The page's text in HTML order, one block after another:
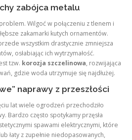
zabójca metalu
Wilgoć w połączeniu z tlenem i
zakamarki kutych ornamentów.
wszystkim drastycznie zmniejsza
osłabiając ich wytrzymałość.
tzw. korozja szczelinowa, rozwijająca
gdzie woda utrzymuje się najdłużej.
naprawy z przeszłości
lat wiele ogrodzeń przechodziło
Bardzo często spotykamy przęsła
spawami elektrycznymi, które
łaty z zupełnie niedopasowanych,